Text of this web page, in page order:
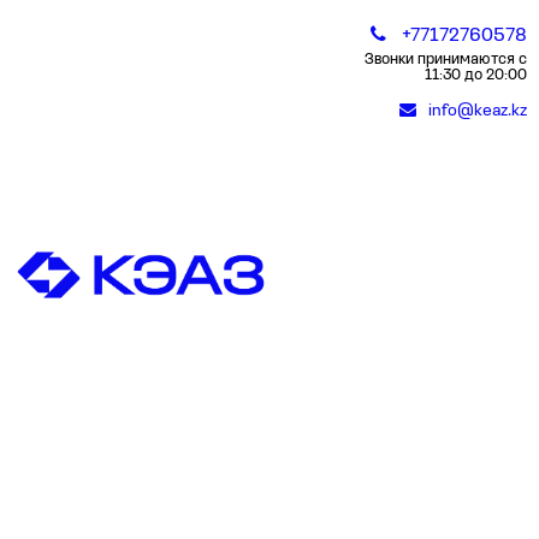
+77172760578
Звонки принимаются с
11:30 до 20:00
info@keaz.kz